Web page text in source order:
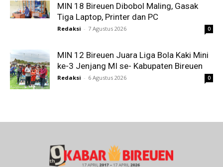
MIN 18 Bireuen Dibobol Maling, Gasak
Tiga Laptop, Printer dan PC
Redaksi - 7 Agustus 2026 0
MIN 12 Bireuen Juara Liga Bola Kaki Mini
ke-3 Jenjang MI se- Kabupaten Bireuen
Redaksi - 6 Agustus 2026 0